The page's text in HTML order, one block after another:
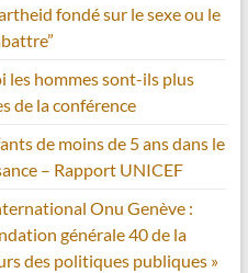
fondé sur le sexe ou le
les hommes sont-ils plus
de la conférence
de moins de 5 ans dans le
– Rapport UNICEF
Onu Genève :
générale 40 de la
des politiques publiques »